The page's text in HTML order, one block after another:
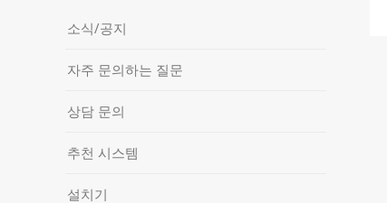
소식/공지
자주 문의하는 질문
상담 문의
추천 시스템
설치기